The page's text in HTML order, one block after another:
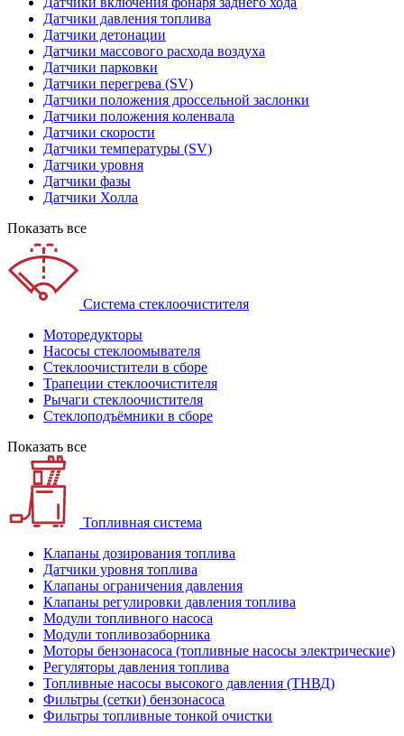
Датчики давления топлива
Датчики детонации
Датчики массового расхода воздуха
Датчики парковки
Датчики перегрева (SV)
Датчики положения дроссельной заслонки
Датчики положения коленвала
Датчики скорости
Датчики температуры (SV)
Датчики уровня
Датчики фазы
Датчики Холла
Показать все
Система стеклоочистителя
Моторедукторы
Насосы стеклоомывателя
Стеклоочистители в сборе
Трапеции стеклоочистителя
Рычаги стеклоочистителя
Стеклоподъёмники в сборе
Показать все
Топливная система
Клапаны дозирования топлива
Датчики уровня топлива
Клапаны ограничения давления
Клапаны регулировки давления топлива
Модули топливного насоса
Модули топливозаборника
Моторы бензонасоса (топливные насосы электрические)
Регуляторы давления топлива
Топливные насосы высокого давления (ТНВД)
Фильтры (сетки) бензонасоса
Фильтры топливные тонкой очистки